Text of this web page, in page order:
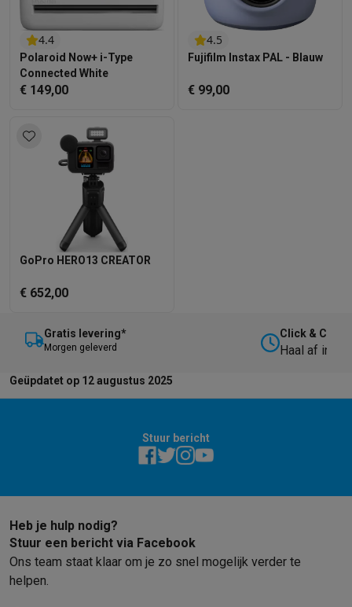
4.4
Polaroid Now+ i-Type
Connected White
€ 149,00
4.5
Fujifilm Instax PAL - Blauw
€ 99,00
GoPro HERO13 CREATOR
€ 652,00
Gratis levering*
M orgen geleverd
Click &
Haal af in
Geüpdatet op 12 augustus 2025
Stuur bericht
Heb je hulp nodig?
Stuur een bericht via Facebook
Ons team staat klaar om je zo snel mogelijk verder te
helpen.